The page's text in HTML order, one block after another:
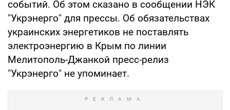
событий. Об этом сказано в сообщении НЭК
"Укрэнерго" для прессы. Об обязательствах
украинских энергетиков не поставлять
электроэнергию в Крым по линии
Мелитополь-Джанкой пресс-релиз
"Укрэнерго" не упоминает.